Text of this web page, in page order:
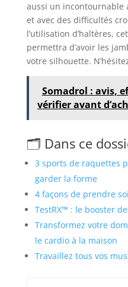
aussi un incontournable
et avec des difficultés
l’utilisation d’haltères,
permettra d’avoir les
votre silhouette.
Somadrol : avis,
vérifier avant
🗂️ Dans ce
3 sports de raquettes
garder la forme
4 façons de prendre
TestRX™ : le booster
Transformez votre
le cardio à la maison
Travaillez tous vos